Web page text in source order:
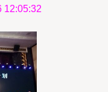
12:05:32